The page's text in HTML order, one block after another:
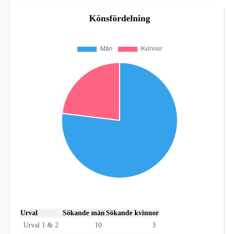
Könsfördelning
Urval Sökande män Sökande kvinnor
Urval 1 & 2
10 3